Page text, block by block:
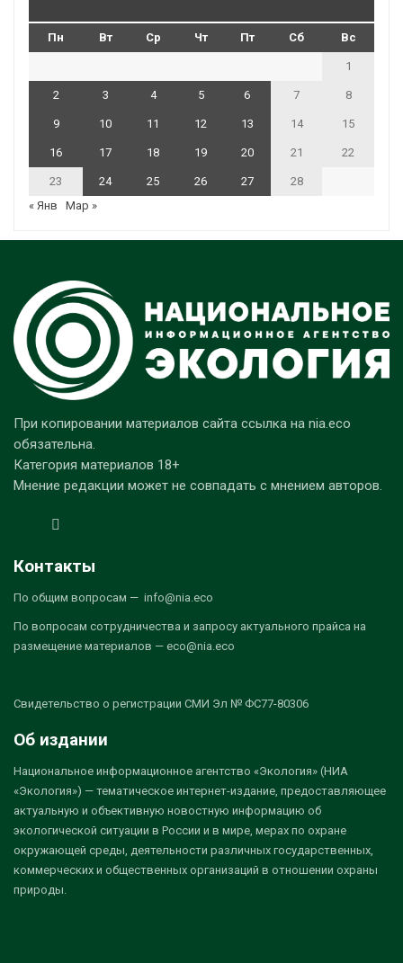
Пн Вт Ср Чт Пт Сб Вс
1
2 3 4 5 6 7 8
9 10 11 12 13 14 15
16 17 18 19 20 21 22
23 24 25 26 27
28
« Янв
Мар »
При копировании материалов сайта ссылка на nia.eco
обязательна.
Категория материалов 18+
Мнение редакции может не совпадать с мнением авторов.
Контакты
По общим вопросам — info@nia.eco
По вопросам сотрудничества и запросу актуального прайса на
размещение материалов — eco@nia.eco
Свидетельство о регистрации СМИ Эл № ФС77-80306
Об издании
Национальное информационное агентство «Экология» (НИА
«Экология») — тематическое интернет-издание, предоставляющее
актуальную и объективную новостную информацию об
экологической ситуации в России и в мире, мерах по охране
окружающей среды, деятельности различных государственных,
коммерческих и общественных организаций в отношении охраны
природы.